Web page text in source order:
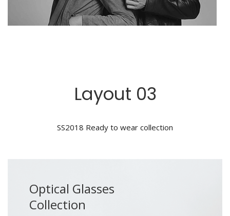
Layout 03
SS2018 Ready to wear collection
Optical Glasses
Collection